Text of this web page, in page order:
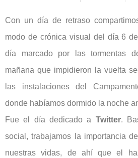
Con un día de retraso
modo de crónica visual del día 6
día marcado por las tormentas
mañana que impidieron la vuelta
las instalaciones del
donde habíamos dormido la noche
Fue el día dedicado a Twitter.
social, trabajamos la importancia
nuestras vidas, de ahí que el